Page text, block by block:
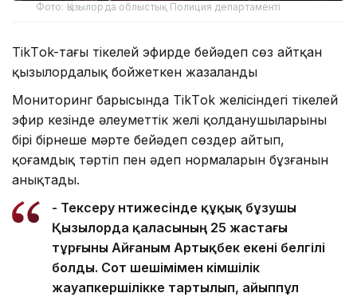
Фото: Қызылорда облыстық Полиция департаменті
TikТok-тағы тікелей эфирде бейәдеп сөз айтқан
қызылордалық бойжеткен жазаланды
Мониторинг барысында TikТok желісіндегі тікелей
эфир кезінде әлеуметтік желі қолданушыларының
бірі бірнеше мәрте бейәдеп сөздер айтып,
қоғамдық тәртіп пен әдеп нормаларын бұзғанын
анықтады.
- Тексеру нәтижесінде құқық бұзушы
Қызылорда қаласының 25 жастағы
тұрғыны Айғаным Артықбек екені белгілі
болды. Сот шешімімен әкімшілік
жауапкершілікке тартылып, айыппұл